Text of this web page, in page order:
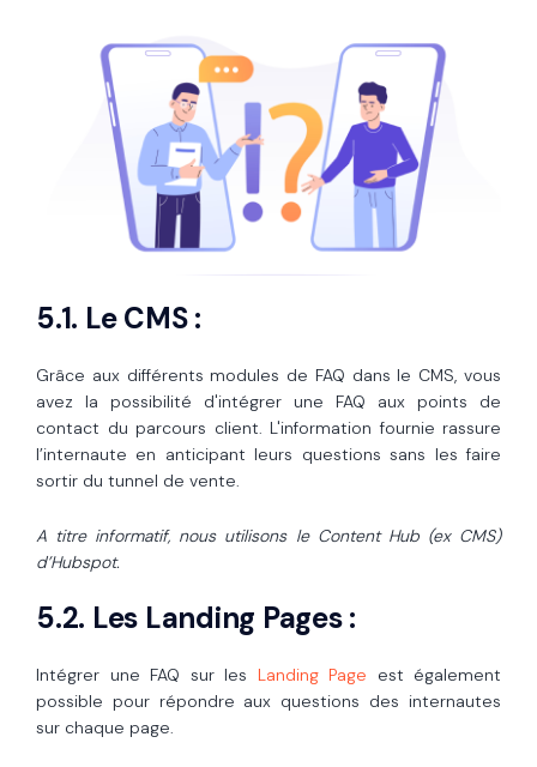
5.1. Le CMS :
Grâce aux différents modules de FAQ dans le CMS, vous
avez la possibilité d'intégrer une FAQ aux points de
contact du parcours client. L'information fournie rassure
l’internaute en anticipant leurs questions sans les faire
sortir du tunnel de vente.
A titre informatif, nous utilisons le Content Hub (ex CMS)
d’Hubspot.
5.2. Les Landing Pages :
Intégrer une FAQ sur les Landing Page est également
possible pour répondre aux questions des internautes
sur chaque page.